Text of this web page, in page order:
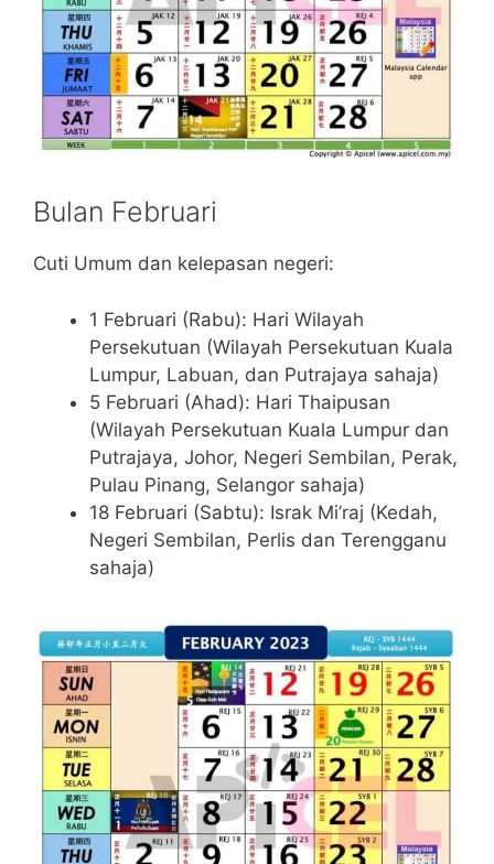
Bulan Februari
Cuti Umum dan kelepasan negeri:
1 Februari (Rabu): Hari Wilayah
Persekutuan (Wilayah Persekutuan Kuala
Lumpur, Labuan, dan Putrajaya sahaja)
5 Februari (Ahad): Hari Thaipusan
(Wilayah Persekutuan Kuala Lumpur dan
Putrajaya, Johor, Negeri Sembilan, Perak,
Pulau Pinang, Selangor sahaja)
18 Februari (Sabtu): Israk Mi’raj (Kedah,
Negeri Sembilan, Perlis dan Terengganu
sahaja)